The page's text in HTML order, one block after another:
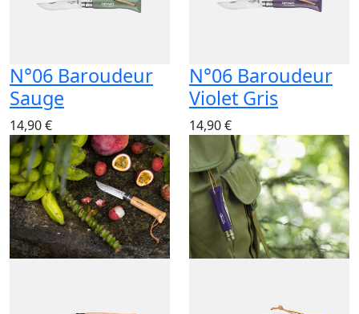
N°06 Baroudeur
Sauge
14,90 €
N°06 Baroudeur
Violet Gris
14,90 €